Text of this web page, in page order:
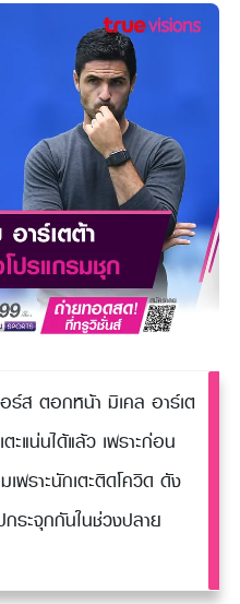
ร์ส ตอกหน้า มิเคล อาร์เต
ะแน่นได้แล้ว เพราะก่อน
พราะนักเตะติดโควิด ดัง
กระจุกกันในช่วงปลาย